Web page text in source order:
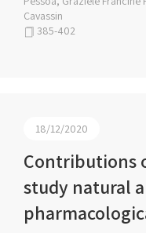
Cavassin
385-402
18/12/2020
Contributions
study natural